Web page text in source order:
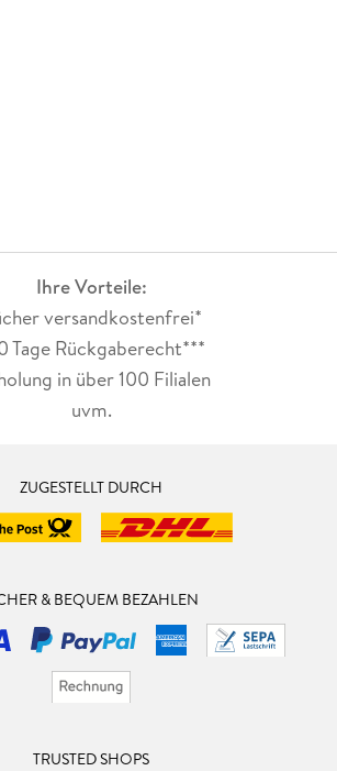
Ihre Vorteile:
versandkostenfrei*
Tage Rückgaberecht***
in über 100 Filialen
uvm.
ZUGESTELLT DURCH
& BEQUEM BEZAHLEN
TRUSTED SHOPS